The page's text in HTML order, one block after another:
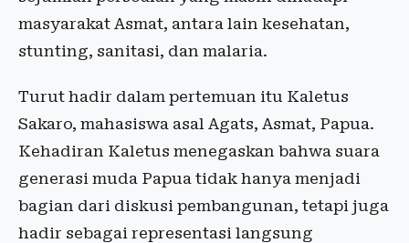
masyarakat Asmat, antara lain kesehatan,
stunting, sanitasi, dan malaria.
Turut hadir dalam pertemuan itu Kaletus
Sakaro, mahasiswa asal Agats, Asmat, Papua.
Kehadiran Kaletus menegaskan bahwa suara
generasi muda Papua tidak hanya menjadi
bagian dari diskusi pembangunan, tetapi juga
hadir sebagai representasi langsung